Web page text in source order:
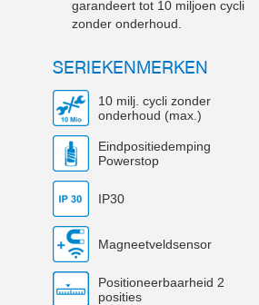
garandeert tot 10 miljoen cycli
zonder onderhoud.
SERIEKENMERKEN
10 milj. cycli zonder
onderhoud (max.)
Eindpositiedemping
Powerstop
IP30
Magneetveldsensor
Positioneerbaarheid 2
posities